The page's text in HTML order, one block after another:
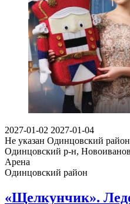
2027-01-02 2027-01-04
Не указан Одинцовский
Одинцовский р-н,
Арена
Одинцовский район
«Щелкунчик».